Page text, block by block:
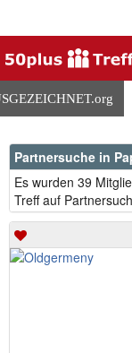
.org
Partnersuche in
Es wurden 39
Treff auf